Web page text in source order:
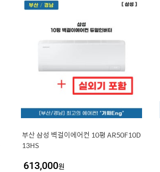
부산 삼성 벽걸이에어컨 10평 AR50F10D
13HS
613,000원